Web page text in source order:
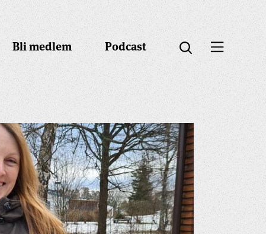
Bli medlem Podcast Öppna sök
Öppna menyn